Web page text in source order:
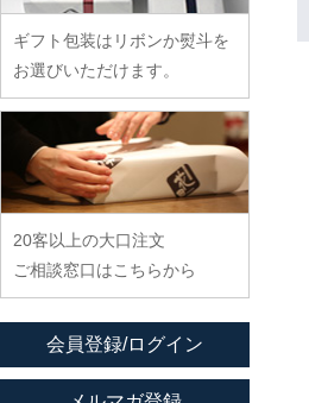
臼田けい子
海野裕
浦陽子
遠藤マサヒロ
大井寛史
大久保公太郎
大沢和義
大平新五
大前史
大和田友香
小林巧征
小牧広平
近藤亮介
藤田永子
藤塚光男
ほたる窯
堀畑蘭
村田菜穂美
木工ヤマニ
森知恵子
森悠紀子
森下綾
ギフト包装はリボンか熨斗を
お選びいただけます。
20客以上の大口注文
ご相談窓口はこちらから
会員登録/ログイン